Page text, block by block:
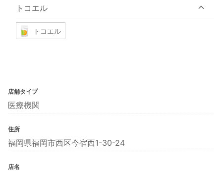
トコエル
トコエル
店舗タイプ
医療機関
住所
福岡県福岡市西区今宿西1-30-24
店名